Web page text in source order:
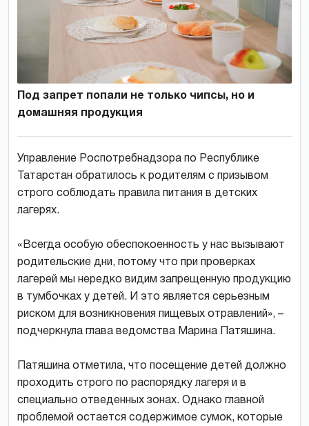
Под запрет попали не только чипсы, но и
домашняя продукция
Управление Роспотребнадзора по Республике
Татарстан обратилось к родителям с призывом
строго соблюдать правила питания в детских
лагерях.
«Всегда особую обеспокоенность у нас вызывают
родительские дни, потому что при проверках
лагерей мы нередко видим запрещенную продукцию
в тумбочках у детей. И это является серьезным
риском для возникновения пищевых отравлений», –
подчеркнула глава ведомства Марина Патяшина.
Патяшина отметила, что посещение детей должно
проходить строго по распорядку лагеря и в
специально отведенных зонах. Однако главной
проблемой остается содержимое сумок, которые